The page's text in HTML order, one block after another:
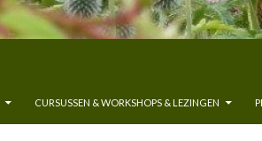
CURSUSSEN & WORKSHOPS & LEZINGEN